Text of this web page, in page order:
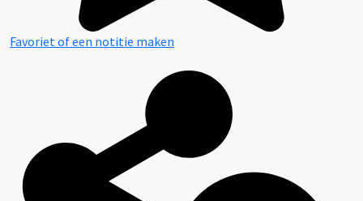
Favoriet of een notitie maken